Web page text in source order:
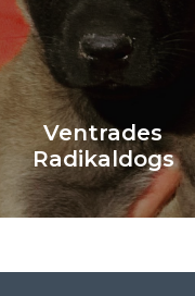
Ventrades
Radikaldogs
Saber Més
Ventrades
Radikaldogs
Saber Més